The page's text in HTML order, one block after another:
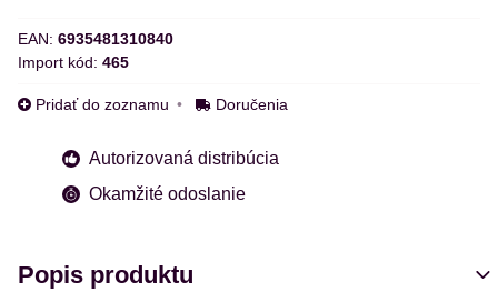
EAN: 6935481310840
Import kód: 465
Pridať do zoznamu Doručenia
Autorizovaná distribúcia
Okamžité odoslanie
Popis produktu